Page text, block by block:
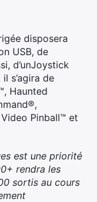
disposera
USB, de
d’unJoystick
s’agira de
Haunted
Pinball™ et
est une priorité
rendra les
sortis au cours